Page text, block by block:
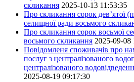
скликання 2025-10-13 11:53:35
Про скликання сорок дев’ятої
селищної ради восьмого
Про скликання сорок восьмої
восьмого скликання 2025-09-08
Повідомленя споживачів про
послуг з централізованого
централізованого
2025-08-19 09:17:30